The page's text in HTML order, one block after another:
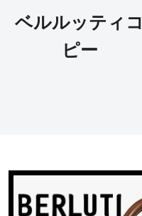
ベルルッティコ
ピー